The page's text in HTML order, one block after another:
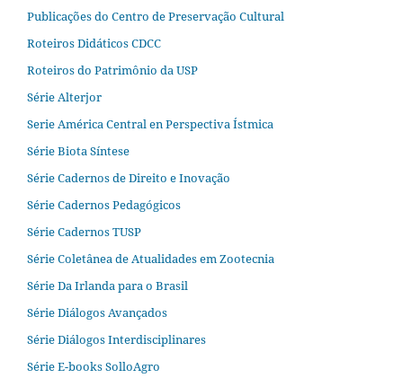
Publicações do Centro de Preservação Cultural
Roteiros Didáticos CDCC
Roteiros do Patrimônio da USP
Série Alterjor
Serie América Central en Perspectiva Ístmica
Série Biota Síntese
Série Cadernos de Direito e Inovação
Série Cadernos Pedagógicos
Série Cadernos TUSP
Série Coletânea de Atualidades em Zootecnia
Série Da Irlanda para o Brasil
Série Diálogos Avançados
Série Diálogos Interdisciplinares
Série E-books SolloAgro